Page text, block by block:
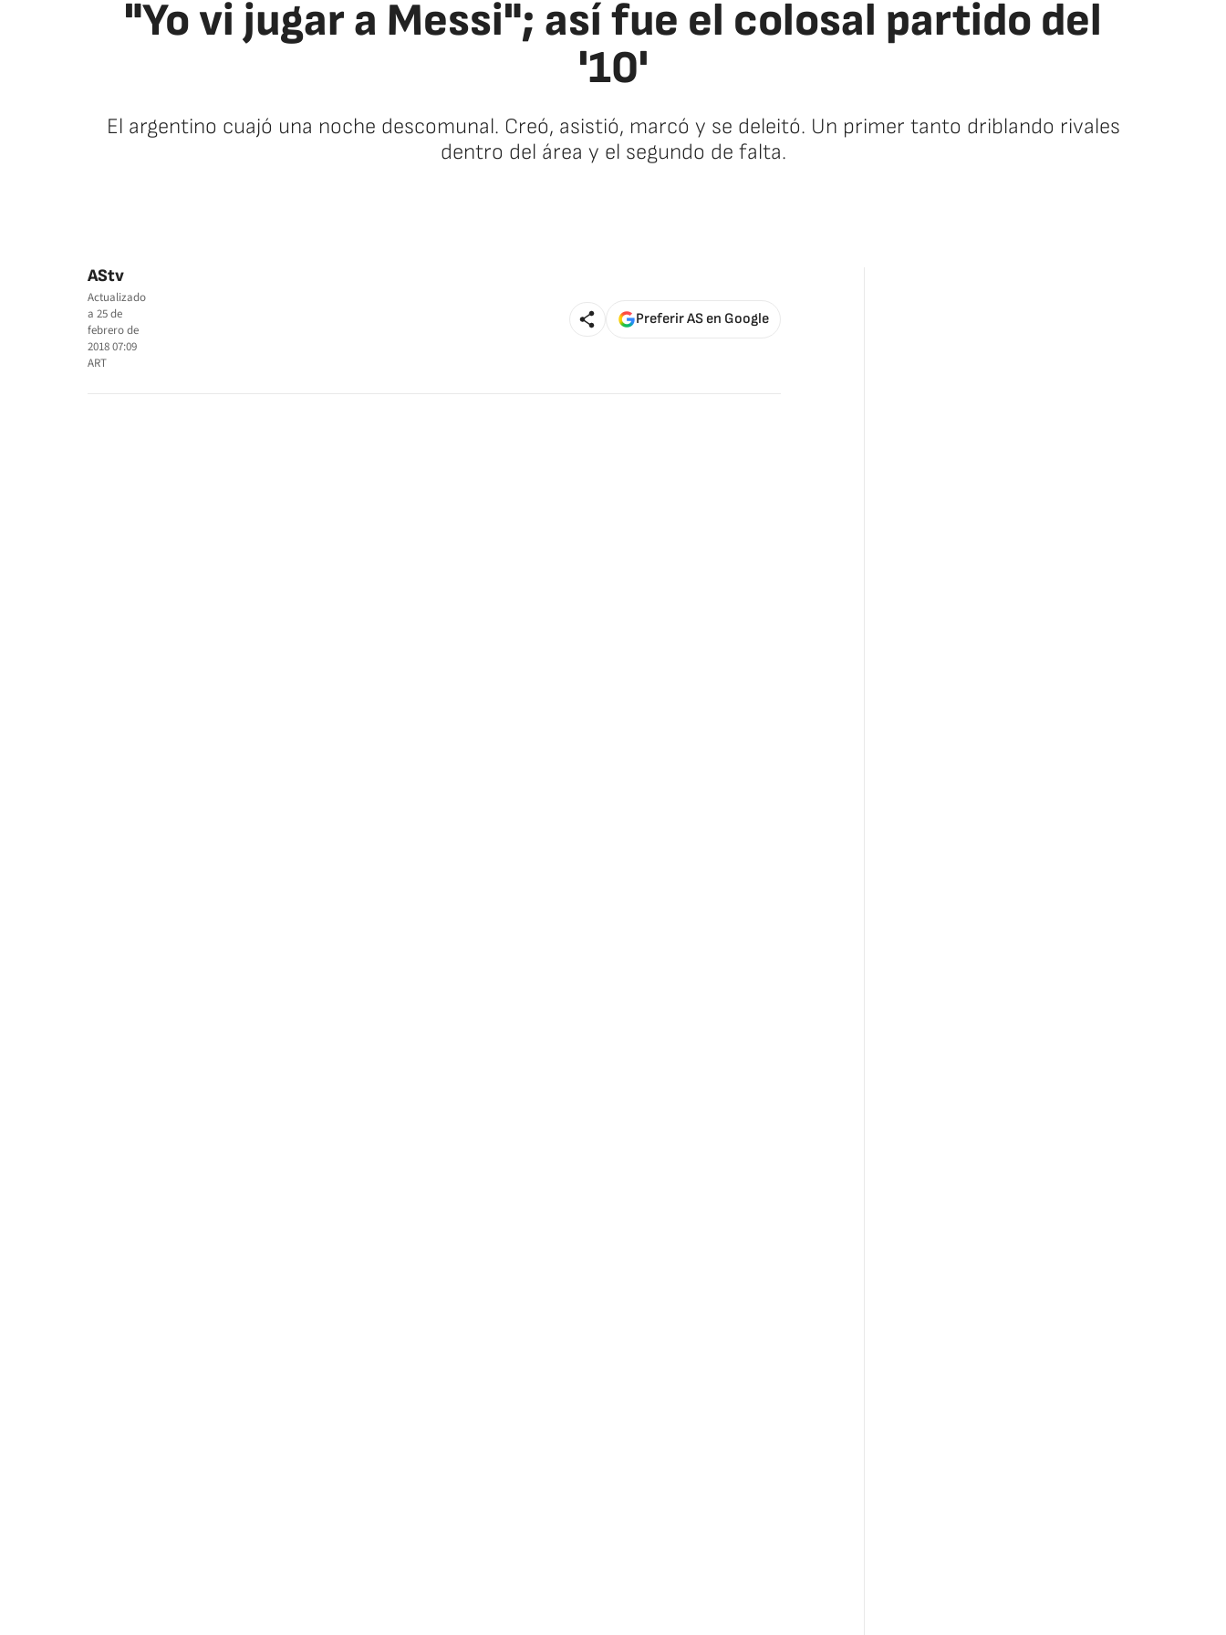
"Yo vi jugar a Messi"; así fue el colosal partido del
'10'
El argentino cuajó una noche descomunal. Creó, asistió, marcó y se deleitó. Un primer tanto driblando rivales
dentro del área y el segundo de falta.
AStv
Actualizado
a 25 de
febrero de
2018 07:09
ART
Preferir AS en Google